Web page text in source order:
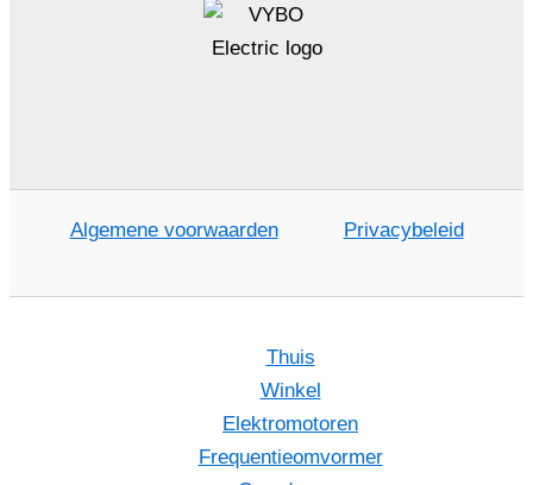
Algemene voorwaarden Privacybeleid
Thuis
Winkel
Elektromotoren
Frequentieomvormer